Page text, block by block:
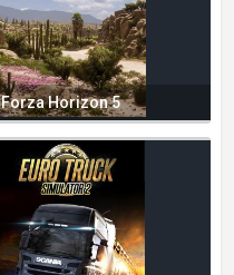
Forza Horizon 5